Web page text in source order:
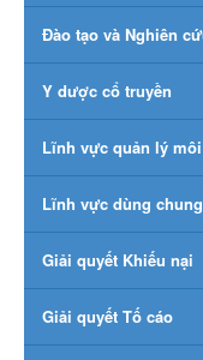
Đào tạo và Nghiên
Y dược cổ truyền
Lĩnh vực quản lý
Lĩnh vực dùng chung
Giải quyết Khiếu nại
Giải quyết Tố cáo